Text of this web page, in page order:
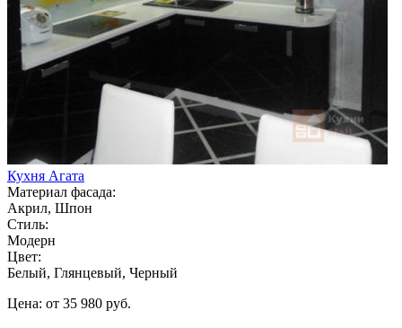
Кухня Агата
Материал фасада:
Акрил, Шпон
Стиль:
Модерн
Цвет:
Белый, Глянцевый, Черный
Цена: от 35 980 руб.